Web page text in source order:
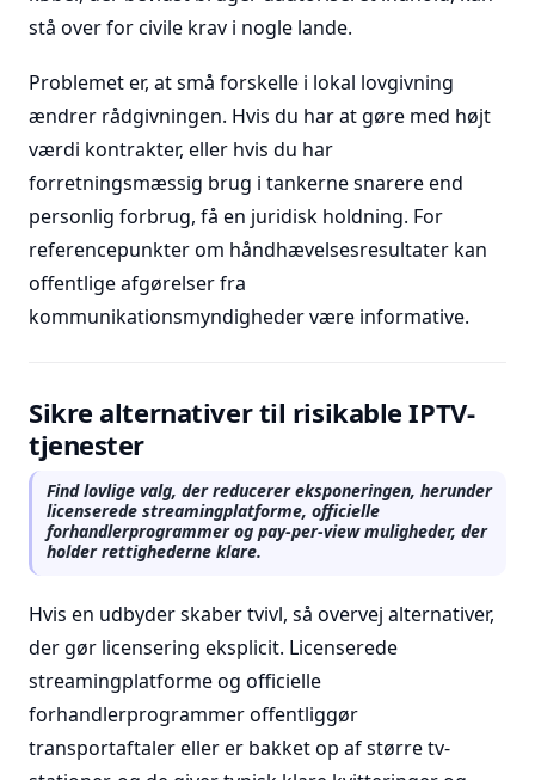
stå over for civile krav i nogle lande.
Problemet er, at små forskelle i lokal lovgivning
ændrer rådgivningen. Hvis du har at gøre med højt
værdi kontrakter, eller hvis du har
forretningsmæssig brug i tankerne snarere end
personlig forbrug, få en juridisk holdning. For
referencepunkter om håndhævelsesresultater kan
offentlige afgørelser fra
kommunikationsmyndigheder være informative.
Sikre alternativer til risikable IPTV-
tjenester
Find lovlige valg, der reducerer eksponeringen, herunder
licenserede streamingplatforme, officielle
forhandlerprogrammer og pay-per-view muligheder, der
holder rettighederne klare.
Hvis en udbyder skaber tvivl, så overvej alternativer,
der gør licensering eksplicit. Licenserede
streamingplatforme og officielle
forhandlerprogrammer offentliggør
transportaftaler eller er bakket op af større tv-